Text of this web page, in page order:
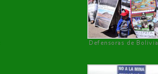
Defensoras de Bolivia